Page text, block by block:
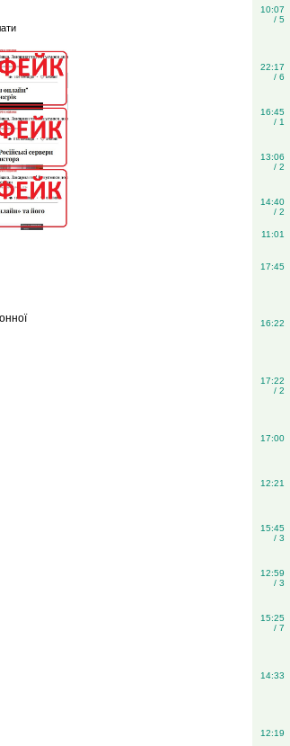
10:07
/ 5
22:17
/ 6
16:45
/ 1
13:06
/ 2
14:40
/ 2
11:01
17:45
16:22
17:22
/ 2
17:00
12:21
15:45
/ 3
12:59
/ 3
15:25
/ 7
14:33
12:19